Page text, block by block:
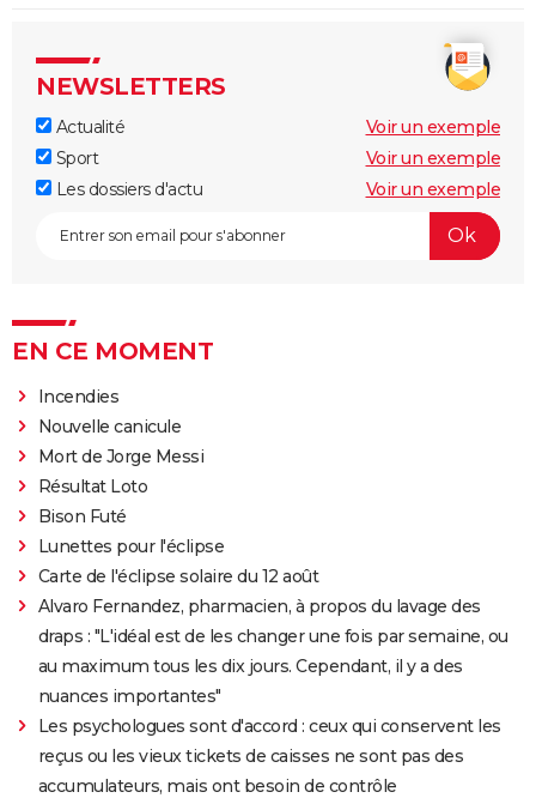
NEWSLETTERS
Actualité
Voir un exemple
Sport
Voir un exemple
Les dossiers d'actu
Voir un exemple
EN CE MOMENT
Incendies
Nouvelle canicule
Mort de Jorge Messi
Résultat Loto
Bison Futé
Lunettes pour l'éclipse
Carte de l'éclipse solaire du 12 août
Alvaro Fernandez, pharmacien, à propos du lavage des
draps : "L'idéal est de les changer une fois par semaine, ou
au maximum tous les dix jours. Cependant, il y a des
nuances importantes"
Les psychologues sont d'accord : ceux qui conservent les
reçus ou les vieux tickets de caisses ne sont pas des
accumulateurs, mais ont besoin de contrôle